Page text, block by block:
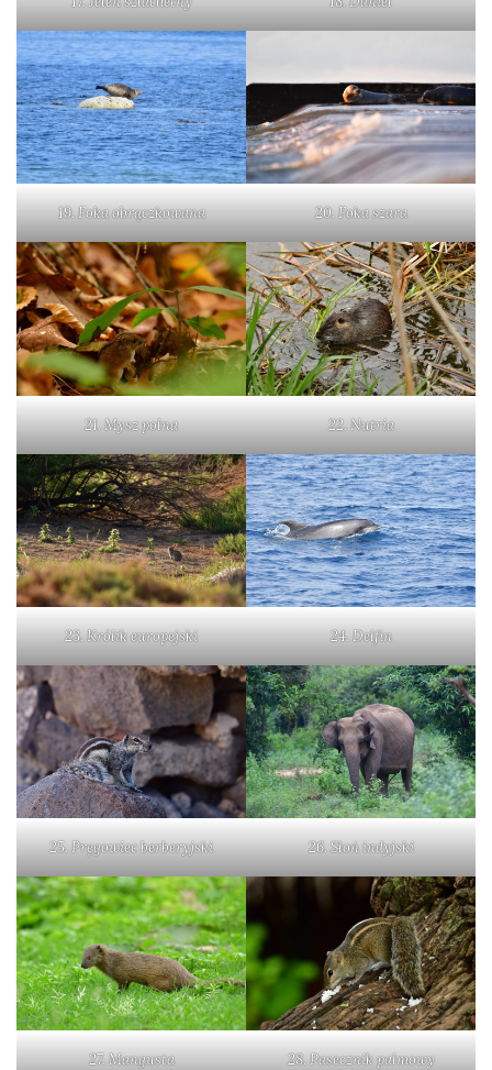
19. Foka obrączkowana 20. Foka szara
21. Mysz polna 22. Nutria
23. Królik europejski 24. Delfin
25. Pręgowiec berberyjski 26. Słoń indyjski
27. Mangusta 28. Pasecznik palmowy